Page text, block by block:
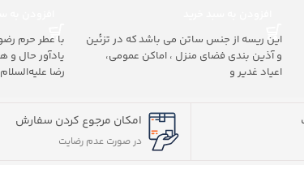
این ریسه از جنس ساتن می باشد که در تزئین
و آذین بندی فضای منزل ، اماکن عمومی،
اعیاد غدیر و
با عطر حرم
یادآور حال
رضا علیه‌السلام
امکان مرجوع کردن سفارش
در صورت عدم رضایت